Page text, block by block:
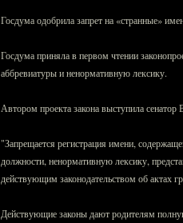
Госдума одобрила запрет на «странные»
Госдума приняла в первом чтении
аббревиатуры и ненормативную лексику.
Автором проекта закона выступила сенатор
"Запрещается регистрация имени,
должности, ненормативную лексику,
действующим законодательством об актах
Действующие законы дают родителям